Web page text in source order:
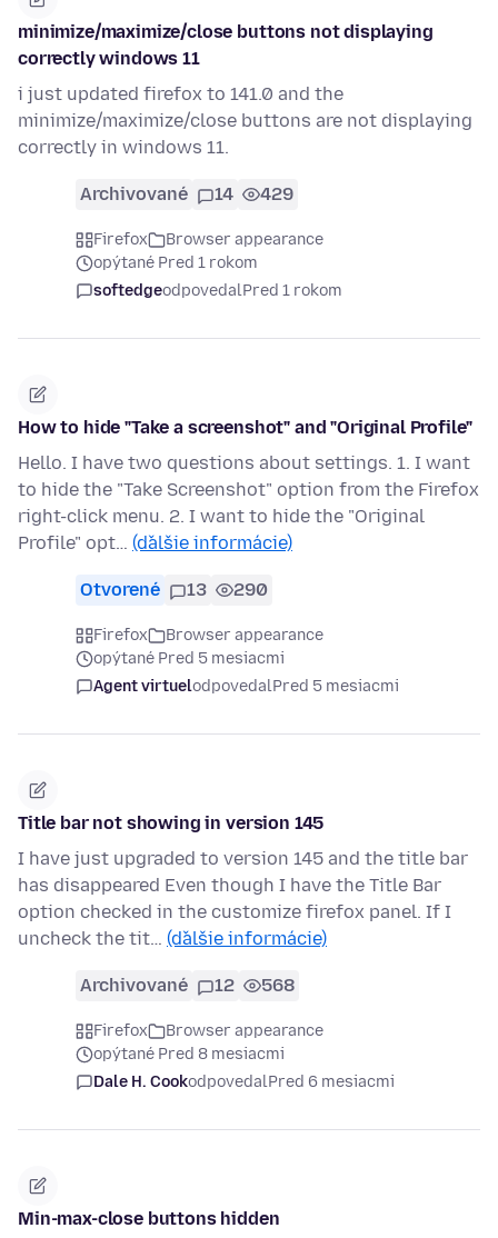
minimize/maximize/close buttons not displaying
correctly windows 11
i just updated firefox to 141.0 and the
minimize/maximize/close buttons are not displaying
correctly in windows 11.
Archivované 14 429
Firefox
Browser appearance
opýtané Pred 1 rokom
softedgeodpovedalPred 1 rokom
How to hide "Take a screenshot" and "Original Profile"
Hello. I have two questions about settings. 1. I want
to hide the "Take Screenshot" option from the Firefox
right-click menu. 2. I want to hide the "Original
Profile" opt… (ďalšie informácie)
Otvorené 13 290
Firefox
Browser appearance
opýtané Pred 5 mesiacmi
Agent virtuelodpovedalPred 5 mesiacmi
Title bar not showing in version 145
I have just upgraded to version 145 and the title bar
has disappeared Even though I have the Title Bar
option checked in the customize firefox panel. If I
uncheck the tit… (ďalšie informácie)
Archivované 12 568
Firefox
Browser appearance
opýtané Pred 8 mesiacmi
Dale H. CookodpovedalPred 6 mesiacmi
Min-max-close buttons hidden